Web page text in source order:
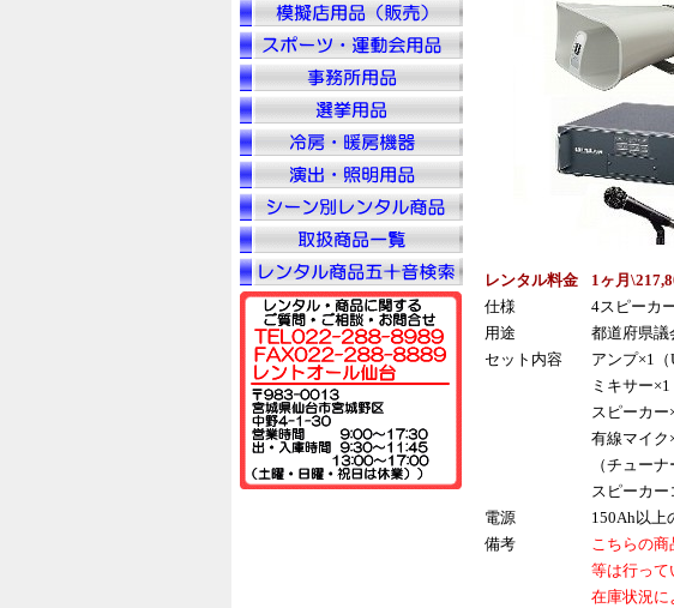
レンタル料金
1ヶ月
仕様
4スピーカ
用途
都道府県
セット内容
アンプ×1（
ミキサー×1
スピーカー
有線マイ
（チュー
スピーカ
電源
150Ah以上
備考
こちらの
等は行って
在庫状況に